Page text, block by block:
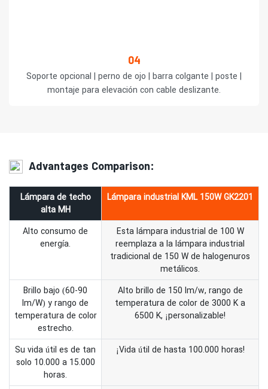
04
Soporte opcional | perno de ojo | barra colgante | poste |
montaje para elevación con cable deslizante.
Advantages Comparison:
Lámpara de techo
alta MH
Lámpara industrial KML 150W GK2201
Alto consumo de
energía.
Esta lámpara industrial de 100 W
reemplaza a la lámpara industrial
tradicional de 150 W de halogenuros
metálicos.
Brillo bajo (60-90
lm/W) y rango de
temperatura de color
estrecho.
Alto brillo de 150 lm/w, rango de
temperatura de color de 3000 K a
6500 K, ¡personalizable!
Su vida útil es de tan
solo 10.000 a 15.000
horas.
¡Vida útil de hasta 100.000 horas!